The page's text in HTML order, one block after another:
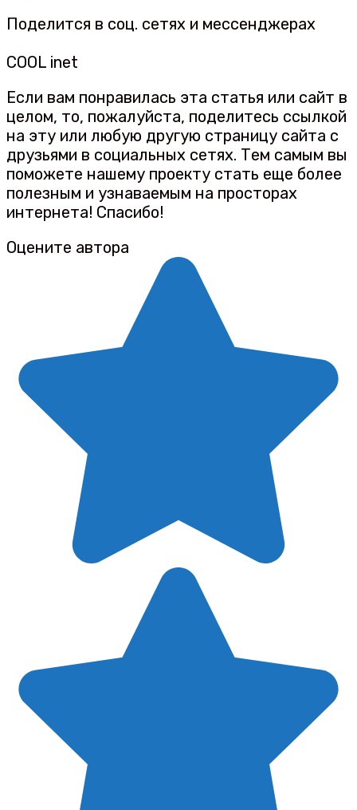
Поделится в соц. сетях и мессенджерах
COOL inet
Если вам понравилась эта статья или сайт в
целом, то, пожалуйста, поделитесь ссылкой
на эту или любую другую страницу сайта с
друзьями в социальных сетях. Тем самым вы
поможете нашему проекту стать еще более
полезным и узнаваемым на просторах
интернета! Спасибо!
Оцените автора